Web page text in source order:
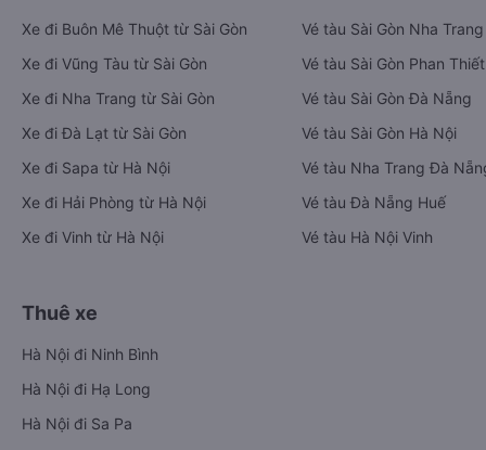
Xe đi Buôn Mê Thuột từ Sài Gòn
Xe đi Vũng Tàu từ Sài Gòn
Xe đi Nha Trang từ Sài Gòn
Xe đi Đà Lạt từ Sài Gòn
Xe đi Sapa từ Hà Nội
Xe đi Hải Phòng từ Hà Nội
Xe đi Vinh từ Hà Nội
Vé tàu Sài Gòn Nha Trang
Vé tàu Sài Gòn Phan Thiết
Vé tàu Sài Gòn Đà Nẵng
Vé tàu Sài Gòn Hà Nội
Vé tàu Nha Trang Đà
Vé tàu Đà Nẵng Huế
Vé tàu Hà Nội Vinh
Thuê xe
Hà Nội đi Ninh Bình
Hà Nội đi Hạ Long
Hà Nội đi Sa Pa